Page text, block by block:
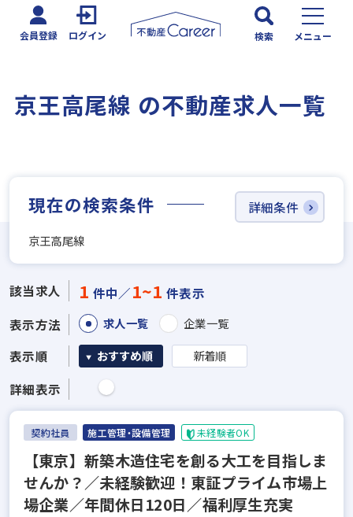
会員登録 ログイン 検索 メニュー
京王高尾線 の不動産求人一覧
現在の検索条件
京王高尾線
詳細条件
該当求人 1 件中／1~1 件表示
表示方法
求人一覧 企業一覧
表示順 おすすめ順 新着順
詳細表示
契約社員 施工管理・設備管理 未経験者OK
【東京】新築木造住宅を創る大工を目指しま
せんか？／未経験歓迎！東証プライム市場上
場企業／年間休日120日／福利厚生充実